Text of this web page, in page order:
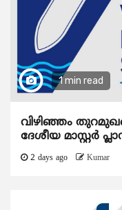
1 min read
വിഴിഞ്ഞം
ദേശീയ മാസ്റ്റർ
2 days ago Kumar